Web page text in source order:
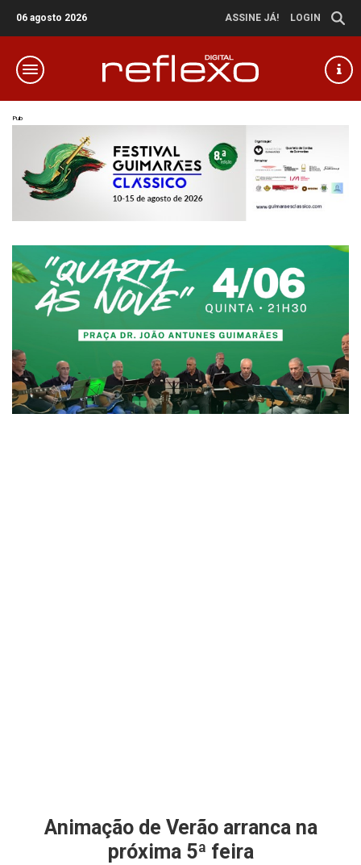
06 agosto 2026 ASSINE JÁ! LOGIN
Pub
Animação de Verão arranca na
próxima 5ª feira